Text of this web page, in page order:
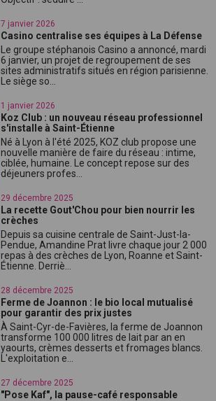
7 janvier 2026
Casino centralise ses équipes à La Défense
Le groupe stéphanois Casino a annoncé, mardi
6 janvier, un projet de regroupement de ses
sites administratifs situés en région parisienne.
Le siège so...
1 janvier 2026
Koz Club : un nouveau réseau professionnel
s'installe à Saint-Étienne
Né à Lyon à l'été 2025, KOZ club propose une
nouvelle manière de faire du réseau : intime,
ciblée, humaine. Le concept repose sur des
déjeuners profes...
29 décembre 2025
La recette Gout'Chou pour bien nourrir les
crèches
Depuis sa cuisine centrale de Saint-Just-la-
Pendue, Amandine Prat livre chaque jour 2 000
repas à des crèches de Lyon, Roanne et Saint-
Étienne. Derriè...
28 décembre 2025
Ferme de Joannon : le bio local mutualisé
pour garantir des prix justes
À Saint-Cyr-de-Favières, la ferme de Joannon
transforme 100 000 litres de lait par an en
yaourts, crèmes desserts et fromages blancs.
L'exploitation e...
27 décembre 2025
"Pose Kaf", la pause-café responsable